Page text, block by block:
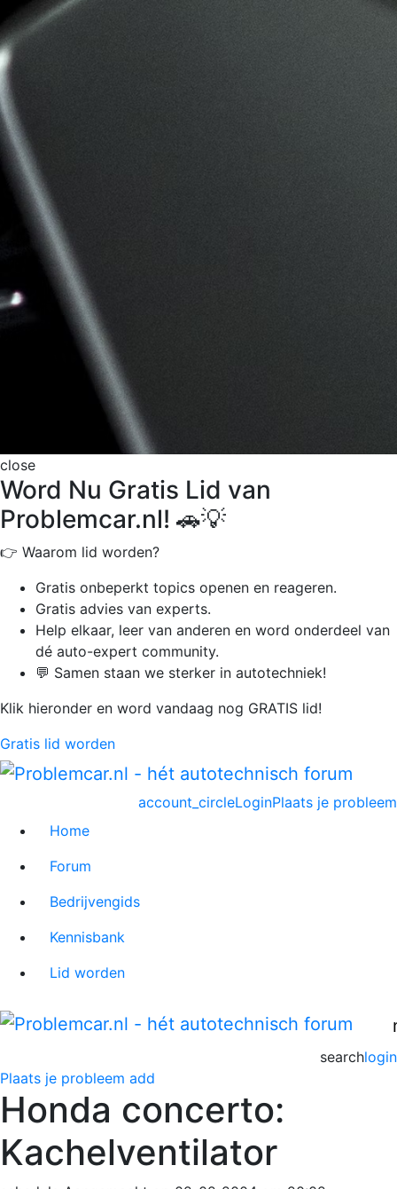
close
Word Nu Gratis Lid van
Problemcar.nl! 🚗💡
👉 Waarom lid worden?
Gratis onbeperkt topics openen en reageren.
Gratis advies van experts.
Help elkaar, leer van anderen en word onderdeel van
dé auto-expert community.
💬 Samen staan we sterker in autotechniek!
Klik hieronder en word vandaag nog GRATIS lid!
Gratis lid worden
Plaats je probleem
account_circleLogin
Home
Forum
Bedrijvengids
Kennisbank
Lid worden
login
search
Plaats je probleem add
Honda concerto:
Kachelventilator